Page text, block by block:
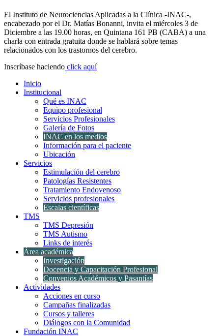
El Instituto de Neurociencias Aplicadas a la Clínica -INAC-,
encabezado por el Dr. Matías Bonanni, invita el miércoles 3 de
Diciembre a las 19.00 horas, en Quintana 161 PB (CABA) a una
charla con entrada gratuita donde se hablará sobre temas
relacionados con los trastornos del cerebro.
Inscríbase haciendo click aquí
Inicio
Institucional
Qué es INAC
Equipo profesional
Servicios Profesionales
Galería de Fotos
INAC en los medios
Información para el paciente
Ubicación
Servicios
Estimulación del cerebro
Patologías Resistentes
Tratamiento Endovenoso
Servicios profesionales
Escalas científicas
TMS
TMS Depresión
TMS Autismo
Links de interés
Área académica
Investigación
Docencia y Capacitación Profesional
Convenios Académicos y Pasantías
Actividades
Acciones en curso
Campañas finalizadas
Cursos y talleres
Diálogos con la Comunidad
Fundación INAC